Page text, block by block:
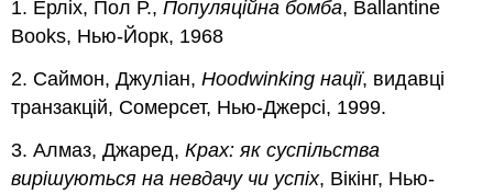
1. Ерліх, Пол Р.,Популяційна бомба, Ballantine
Books, Нью-Йорк, 1968
2. Саймон, Джуліан,Hoodwinking нації, видавці
транзакцій, Сомерсет, Нью-Джерсі, 1999.
3. Алмаз, Джаред,Крах: як суспільства
вирішуються на невдачу чи успіх, Вікінг, Нью-